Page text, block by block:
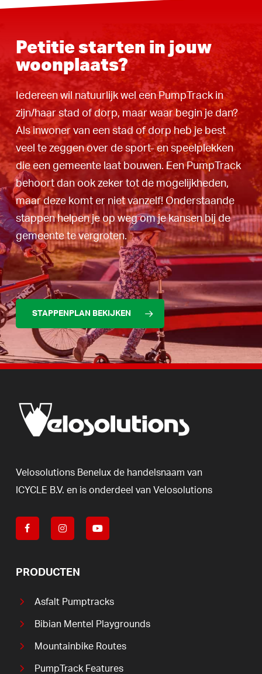
Petitie starten in jouw
woonplaats?
Iedereen wil natuurlijk wel een PumpTrack in
zijn/haar stad of dorp, maar waar begin je dan?
Als inwoner van een stad of dorp heb je best
veel te zeggen over de sport- en speelplekken
die een gemeente laat bouwen. Een PumpTrack
behoort dan ook zeker tot de mogelijkheden,
maar deze komt er niet vanzelf! Onderstaande
stappen helpen je op weg om je kansen bij de
gemeente te vergroten.
STAPPENPLAN BEKIJKEN
Velosolutions Benelux de handelsnaam van
ICYCLE B.V. en is onderdeel van Velosolutions
PRODUCTEN
Asfalt Pumptracks
Bibian Mentel Playgrounds
Mountainbike Routes
PumpTrack Features